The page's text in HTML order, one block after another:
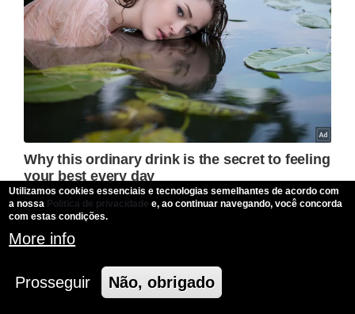
Utilizamos cookies essenciais e tecnologias semelhantes de acordo com
a nossa Politica de privacidade e, ao continuar navegando, você concorda
com estas condições.
More info
Prosseguir Não, obrigado